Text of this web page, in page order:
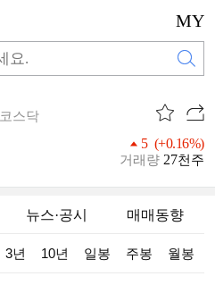
MY
코스닥
5 (+0.16%)
거래량 27천주
뉴스·공시 매매동향
3년 10년 일봉 주봉 월봉